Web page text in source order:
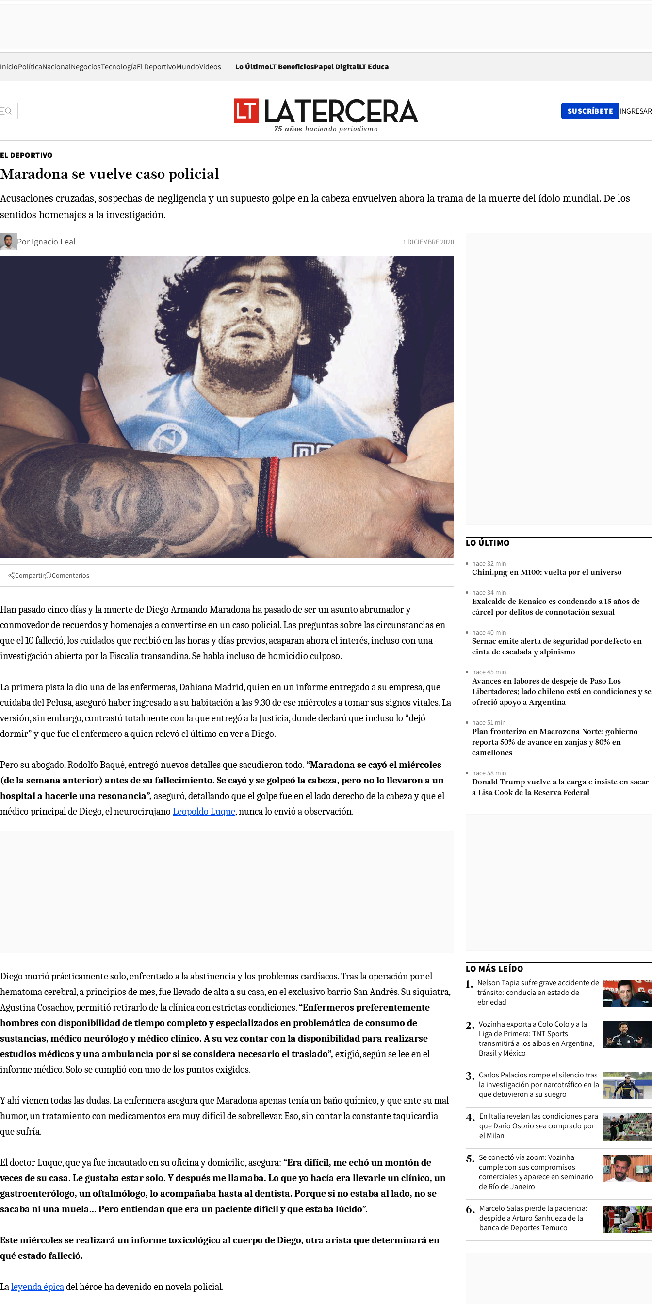
InicioPolíticaNacionalNegociosTecnologíaEl DeportivoMundoVideos Lo ÚltimoLT BeneficiosPapel DigitalOpens in new window
LT Educa
75 años haciendo periodismo
SUSCRÍBETE INGRESAR
EL DEPORTIVO
Maradona se vuelve caso policial
Acusaciones cruzadas, sospechas de negligencia y un supuesto golpe en la cabeza envuelven ahora la trama de la muerte del ídolo mundial. De los
sentidos homenajes a la investigación.
Por Ignacio Leal 1 DICIEMBRE 2020
Compartir Comentarios
Han pasado cinco días y la muerte de Diego Armando Maradona ha pasado de ser un asunto abrumador y
conmovedor de recuerdos y homenajes a convertirse en un caso policial. Las preguntas sobre las circunstancias en
que el 10 falleció, los cuidados que recibió en las horas y días previos, acaparan ahora el interés, incluso con una
investigación abierta por la Fiscalía transandina. Se habla incluso de homicidio culposo.
La primera pista la dio una de las enfermeras, Dahiana Madrid, quien en un informe entregado a su empresa, que
cuidaba del Pelusa, aseguró haber ingresado a su habitación a las 9.30 de ese miércoles a tomar sus signos vitales. La
versión, sin embargo, contrastó totalmente con la que entregó a la Justicia, donde declaró que incluso lo “dejó
dormir” y que fue el enfermero a quien relevó el último en ver a Diego.
Pero su abogado, Rodolfo Baqué, entregó nuevos detalles que sacudieron todo.“Maradona se cayó el miércoles
(de la semana anterior) antes de su fallecimiento. Se cayó y se golpeó la cabeza, pero no lo llevaron a un
hospital a hacerle una resonancia”, aseguró, detallando que el golpe fue en el lado derecho de la cabeza y que el
médico principal de Diego, el neurocirujano Leopoldo Luque, nunca lo envió a observación.
Diego murió prácticamente solo, enfrentado a la abstinencia y los problemas cardíacos. Tras la operación por el
hematoma cerebral, a principios de mes, fue llevado de alta a su casa, en el exclusivo barrio San Andrés. Su siquiatra,
Agustina Cosachov, permitió retirarlo de la clínica con estrictas condiciones.“Enfermeros preferentemente
hombres con disponibilidad de tiempo completo y especializados en problemática de consumo de
sustancias, médico neurólogo y médico clínico. A su vez contar con la disponibilidad para realizarse
estudios médicos y una ambulancia por si se considera necesario el traslado”, exigió, según se lee en el
informe médico. Solo se cumplió con uno de los puntos exigidos.
Y ahí vienen todas las dudas. La enfermera asegura que Maradona apenas tenía un baño químico, y que ante su mal
humor, un tratamiento con medicamentos era muy difícil de sobrellevar. Eso, sin contar la constante taquicardia
que sufría.
El doctor Luque, que ya fue incautado en su oficina y domicilio, asegura: “Era difícil, me echó un montón de
veces de su casa. Le gustaba estar solo. Y después me llamaba. Lo que yo hacía era llevarle un clínico, un
gastroenterólogo, un oftalmólogo, lo acompañaba hasta al dentista. Porque si no estaba al lado, no se
sacaba ni una muela... Pero entiendan que era un paciente difícil y que estaba lúcido”.
Este miércoles se realizará un informe toxicológico al cuerpo de Diego, otra arista que determinará en
qué estado falleció.
Laleyenda épicadel héroe ha devenido en novela policial.
LO ÚLTIMO
hace 32 min
Chini.png en M100: vuelta por el universo
hace 34 min
Exalcalde de Renaico es condenado a 15 años de
cárcel por delitos de connotación sexual
hace 40 min
Sernac emite alerta de seguridad por defecto en
cinta de escalada y alpinismo
hace 45 min
Avances en labores de despeje de Paso Los
Libertadores: lado chileno está en condiciones y se
ofreció apoyo a Argentina
hace 51 min
Plan fronterizo en Macrozona Norte: gobierno
reporta 50% de avance en zanjas y 80% en
camellones
hace 58 min
Donald Trump vuelve a la carga e insiste en sacar
a Lisa Cook de la Reserva Federal
LO MÁS LEÍDO
1. Nelson Tapia sufre grave accidente de
tránsito: conducía en estado de
ebriedad
2. Vozinha exporta a Colo Colo y a la
Liga de Primera: TNT Sports
transmitirá a los albos en Argentina,
Brasil y México
3. Carlos Palacios rompe el silencio tras
la investigación por narcotráfico en la
que detuvieron a su suegro
4. En Italia revelan las condiciones para
que Darío Osorio sea comprado por
el Milan
5. Se conectó vía zoom: Vozinha
cumple con sus compromisos
comerciales y aparece en seminario
de Río de Janeiro
6. Marcelo Salas pierde la paciencia:
despide a Arturo Sanhueza de la
banca de Deportes Temuco